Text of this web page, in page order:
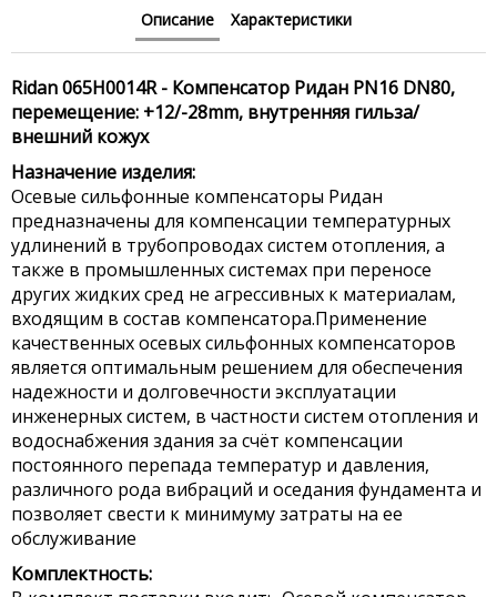
Описание Характеристики
Ridan 065H0014R - Компенсатор Ридан PN16 DN80,
перемещение: +12/-28mm, внутренняя гильза/
внешний кожух
Назначение изделия:
Осевые сильфонные компенсаторы Ридан
предназначены для компенсации температурных
удлинений в трубопроводах систем отопления, а
также в промышленных системах при переносе
других жидких сред не агрессивных к материалам,
входящим в состав компенсатора.Применение
качественных осевых сильфонных компенсаторов
является оптимальным решением для обеспечения
надежности и долговечности эксплуатации
инженерных систем, в частности систем отопления и
водоснабжения здания за счёт компенсации
постоянного перепада температур и давления,
различного рода вибраций и оседания фундамента и
позволяет свести к минимуму затраты на ее
обслуживание
Комплектность: